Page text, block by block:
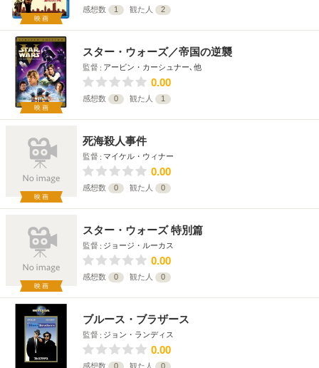
映画
感想数 1 観た人 2
映画
スター・ウォーズ／帝国の逆襲
監督 アービン・カーシュナー､他
0.00
感想数 0 観た人 1
映画
死海殺人事件
監督 マイケル・ウィナー
0.00
感想数 0 観た人 0
映画
スター・ウォーズ 特別篇
監督 ジョージ・ルーカス
0.00
感想数 0 観た人 0
ブルース・ブラザース
監督 ジョン・ランディス
0.00
感想数 0 観た人 0